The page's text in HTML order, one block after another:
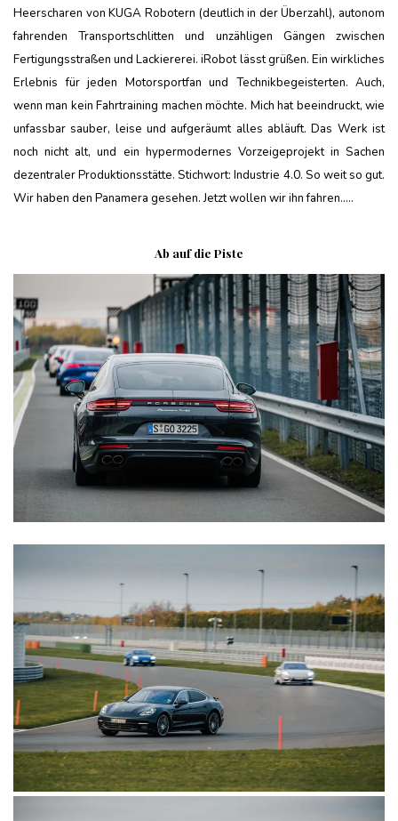
Heerscharen von KUGA Robotern (deutlich in der Überzahl), autonom
fahrenden Transportschlitten und unzähligen Gängen zwischen
Fertigungsstraßen und Lackiererei. iRobot lässt grüßen. Ein wirkliches
Erlebnis für jeden Motorsportfan und Technikbegeisterten. Auch,
wenn man kein Fahrtraining machen möchte. Mich hat beeindruckt, wie
unfassbar sauber, leise und aufgeräumt alles abläuft. Das Werk ist
noch nicht alt, und ein hypermodernes Vorzeigeprojekt in Sachen
dezentraler Produktionsstätte. Stichwort: Industrie 4.0. So weit so gut.
Wir haben den Panamera gesehen. Jetzt wollen wir ihn fahren…..
Ab auf die Piste